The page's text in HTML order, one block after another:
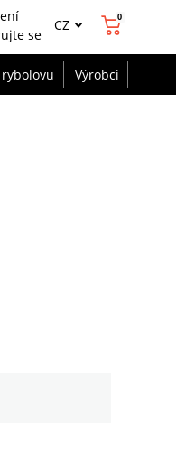
se
CZ 0
Výrobci